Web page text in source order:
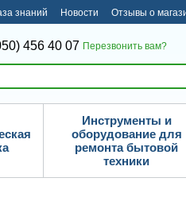
знаний Новости Отзывы о
456 40 07 Перезвонить вам?
Инструменты и
оборудование для
ремонта бытовой
техники